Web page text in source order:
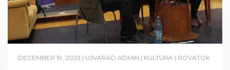
DECEMBER 19, 2023 | UJVARAD ADMIN | KULTÚRA | ROVATOK